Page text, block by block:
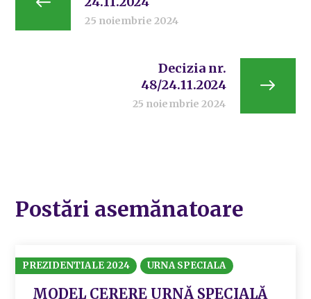
25 noiembrie 2024
Decizia nr.
48/24.11.2024
25 noiembrie 2024
Postări asemănatoare
PREZIDENTIALE 2024 URNA SPECIALA
MODEL CERERE URNĂ SPECIALĂ